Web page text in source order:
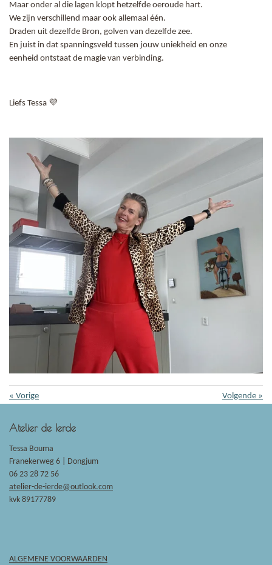
Maar onder al die lagen klopt hetzelfde oeroude hart.
We zijn verschillend maar ook allemaal één.
Draden uit dezelfde Bron, golven van dezelfde zee.
En juist in dat spanningsveld tussen jouw uniekheid en onze
eenheid ontstaat de magie van verbinding.
Liefs Tessa 💜
« Vorige Volgende »
Atelier de Ierde
Tessa Bouma
Franekerweg 6 | Dongjum
06 23 28 72 56
atelier-de-ierde@outlook.com
kvk 89177789
ALGEMENE VOORWAARDEN